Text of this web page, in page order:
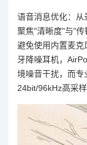
语音消息优化：从
聚焦"清晰度"与"
避免使用内置麦克
牙降噪耳机，
境噪音干扰，而
24bit/96kHz高采